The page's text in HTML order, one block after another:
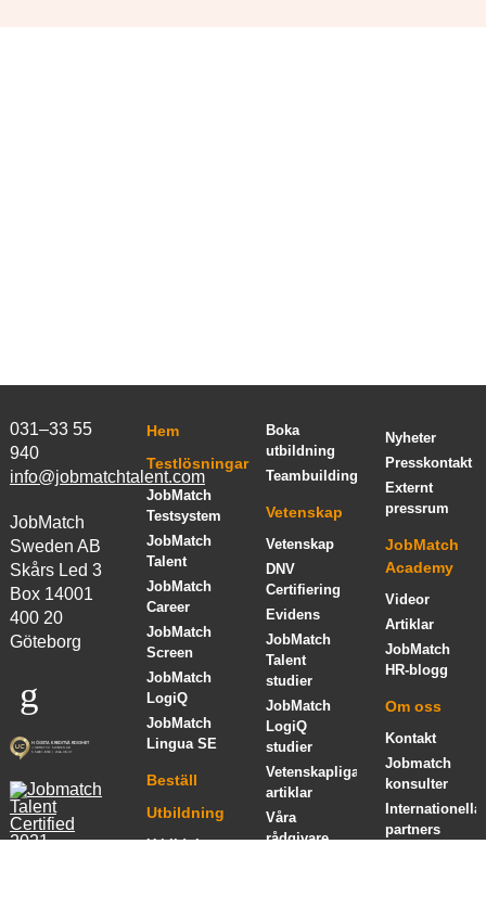
031–33 55
940
info@jobmatchtalent.com
JobMatch
Sweden AB
Skårs Led 3
Box 14001
400 20
Göteborg
Hem
Testlösningar
JobMatch
Testsystem
JobMatch
Talent
JobMatch
Career
JobMatch
Screen
JobMatch
LogiQ
JobMatch
Lingua SE
Beställ
Utbildning
Utbildningar
Boka
utbildning
Teambuilding
Vetenskap
Vetenskap
DNV
Certifiering
Evidens
JobMatch
Talent
studier
JobMatch
LogiQ
studier
Vetenskapliga
artiklar
Våra
rådgivare
Nyheter
Presskontakt
Externt
pressrum
JobMatch
Academy
Videor
Artiklar
JobMatch
HR-blogg
Om oss
Kontakt
Jobmatch
konsulter
Internationella
partners